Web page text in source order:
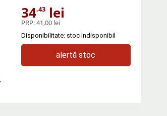
34,43lei
PRP:41,00 lei
Disponibilitate: stoc indisponibil
alertă stoc